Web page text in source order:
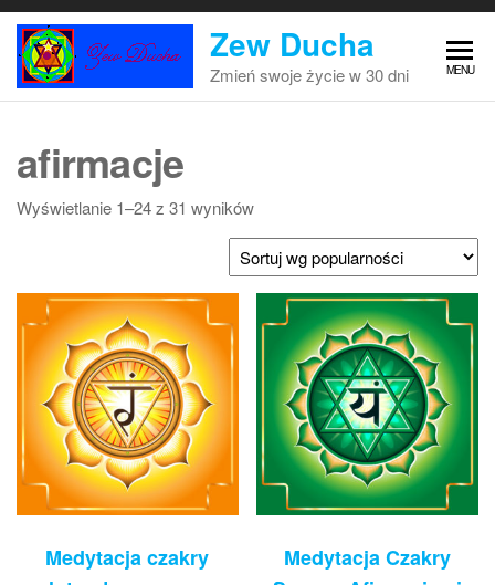
Przejdź
treści
Zew Ducha
Zmień swoje życie w 30 dni MENU
afirmacje
Wyświetlanie 1–24 z 31 wynikówPosortowane
według
popularności
Medytacja czakry
Medytacja Czakry